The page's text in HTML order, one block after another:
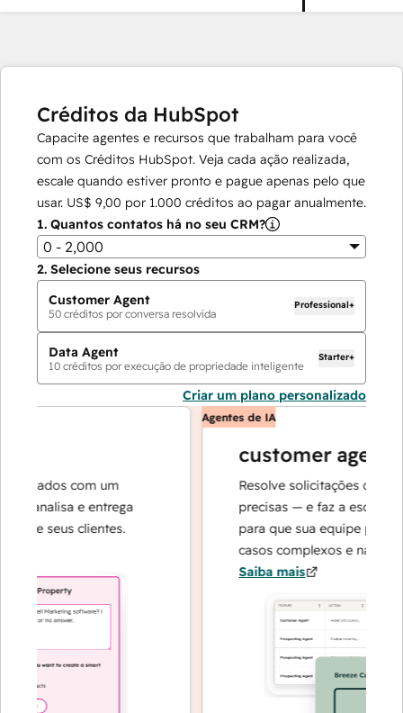
Créditos da HubSpot
Capacite agentes e recursos que trabalham para você
com os Créditos HubSpot. Veja cada ação realizada,
escale quando estiver pronto e pague apenas pelo que
usar. US$ 9,00 por 1.000 créditos ao pagar anualmente.
1. Quantos contatos há no seu CRM?
0 - 2,000
2. Selecione seus recursos
Customer Agent
50 créditos por conversa resolvida
Professional+
Data Agent
10 créditos por execução de propriedade inteligente
Starter+
Criar um plano personalizado
dados com um
analisa e entrega
seus clientes.
Agentes de IA
customer agent
Resolve solicitações com
precisas — e faz a escalada
para que sua equipe possa se
casos complexos e na
Saiba mais